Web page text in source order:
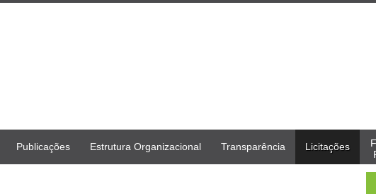
Publicações Estrutura Organizacional Transparência Licitações